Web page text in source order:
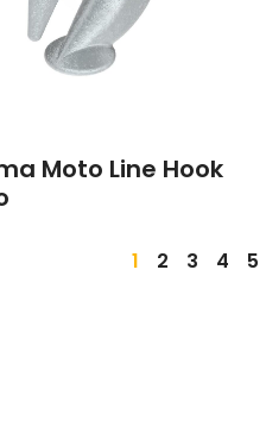
Moto Line Hook
1 2 3 4 5